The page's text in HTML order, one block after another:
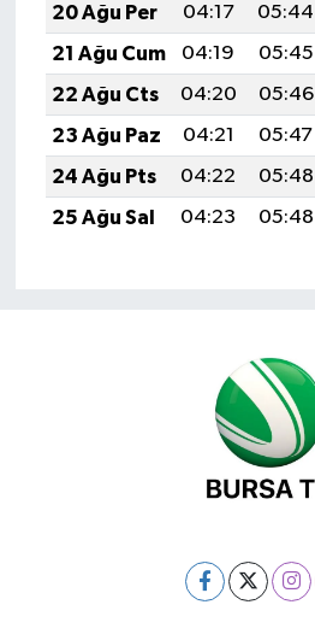
20 Ağu Per
04:17 05:44
21 Ağu Cum
04:19 05:45
22 Ağu Cts
04:20 05:46
23 Ağu Paz
04:21 05:47
24 Ağu Pts
04:22 05:48
25 Ağu Sal
04:23 05:48